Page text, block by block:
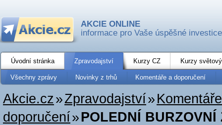
AKCIE ONLINE
informace pro Vaše úspěšné investice
Úvodní stránka Zpravodajství Kurzy CZ Kurzy
Všechny zprávy Novinky z trhů Komentáře a doporučení
Akcie.cz»Zpravodajství»
doporučení»POLEDNÍ